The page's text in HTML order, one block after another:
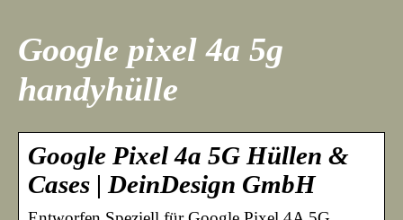
Google pixel 4a 5g
handyhülle
Google Pixel 4a 5G Hüllen &
Cases | DeinDesign GmbH